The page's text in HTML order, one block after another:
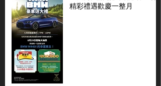
精彩禮遇歡慶一整月